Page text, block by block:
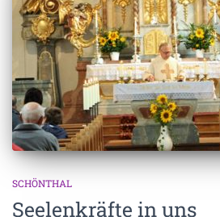
SCHÖNTHAL
Seelenkräfte in uns